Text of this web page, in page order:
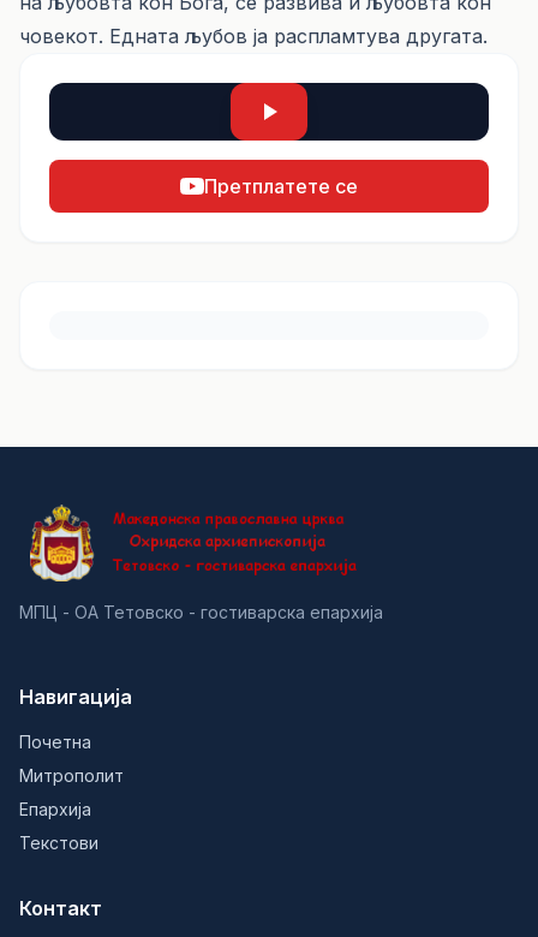
човекот. Едната љубов ја распламтува другата.
Претплатете се
МПЦ - ОА Тетовско - гостиварска епархија
Навигација
Почетна
Митрополит
Епархија
Текстови
Контакт